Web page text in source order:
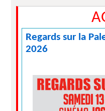
Regards sur la
2026